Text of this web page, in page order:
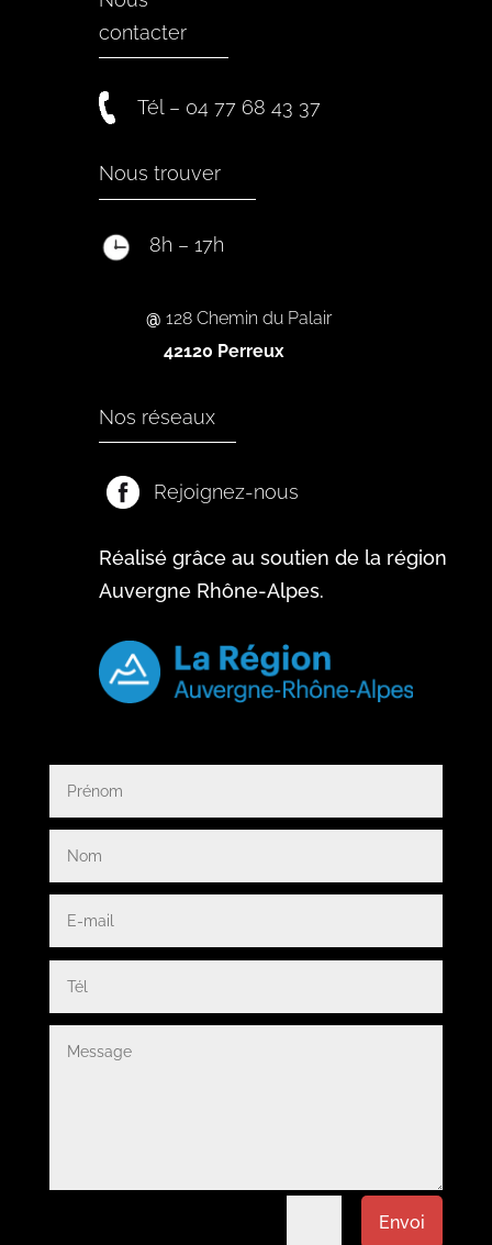
contacter
Tél – 04 77 68 43 37
Nous trouver
8h – 17h
@ 128 Chemin du Palair
42120 Perreux
Nos réseaux
Rejoignez-nous
Réalisé grâce au soutien de la région
Auvergne Rhône-Alpes.
Envoi